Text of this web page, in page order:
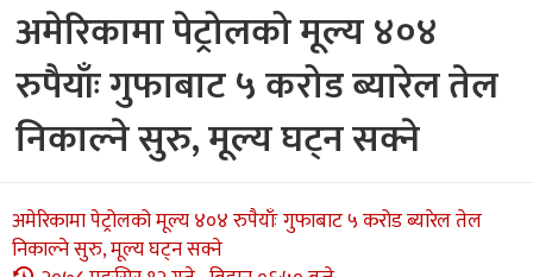
अमेरिकामा पेट्रोलको मूल्य ४०४
रुपैयाँः गुफाबाट ५ करोड ब्यारेल तेल
निकाल्ने सुरु, मूल्य घट्न सक्ने
अमेरिकामा पेट्रोलको मूल्य ४०४ रुपैयाँः गुफाबाट ५ करोड ब्यारेल तेल
निकाल्ने सुरु, मूल्य घट्न सक्ने